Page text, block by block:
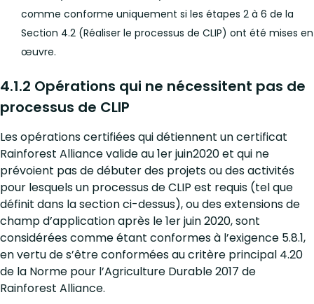
comme conforme uniquement si les étapes 2 à 6 de la
Section 4.2 (Réaliser le processus de CLIP) ont été mises en
œuvre.
4.1.2 Opérations qui ne nécessitent pas de
processus de CLIP
Les opérations certifiées qui détiennent un certificat
Rainforest Alliance valide au 1er juin2020 et qui ne
prévoient pas de débuter des projets ou des activités
pour lesquels un processus de CLIP est requis (tel que
définit dans la section ci-dessus), ou des extensions de
champ d’application après le 1er juin 2020, sont
considérées comme étant conformes à l’exigence 5.8.1,
en vertu de s’être conformées au critère principal 4.20
de la Norme pour l’Agriculture Durable 2017 de
Rainforest Alliance.